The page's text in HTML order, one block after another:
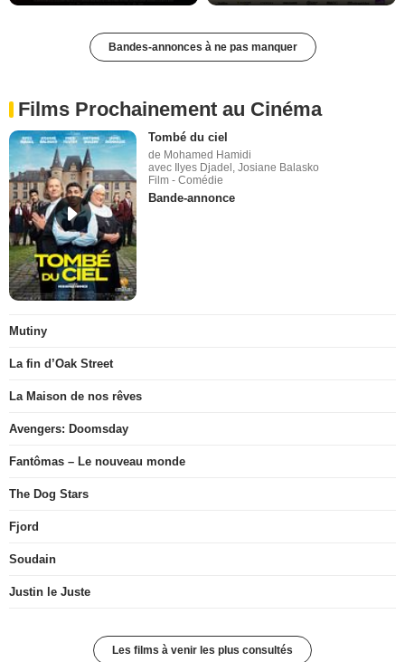
Bandes-annonces à ne pas manquer
Films Prochainement au Cinéma
Tombé du ciel
de Mohamed Hamidi
avec Ilyes Djadel, Josiane Balasko
Film - Comédie
Bande-annonce
Mutiny
La fin d’Oak Street
La Maison de nos rêves
Avengers: Doomsday
Fantômas – Le nouveau monde
The Dog Stars
Fjord
Soudain
Justin le Juste
Les films à venir les plus consultés